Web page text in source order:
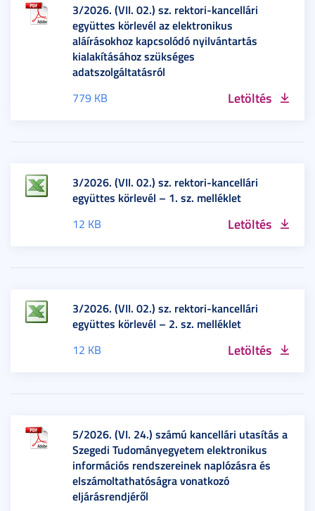
3/2026. (VII. 02.) sz. rektori-kancellári
együttes körlevél az elektronikus
aláírásokhoz kapcsolódó nyilvántartás
kialakításához szükséges
adatszolgáltatásról
779 KB Letöltés
3/2026. (VII. 02.) sz. rektori-kancellári
együttes körlevél – 1. sz. melléklet
12 KB Letöltés
3/2026. (VII. 02.) sz. rektori-kancellári
együttes körlevél – 2. sz. melléklet
12 KB Letöltés
5/2026. (VI. 24.) számú kancellári utasítás a
Szegedi Tudományegyetem elektronikus
információs rendszereinek naplózásra és
elszámoltathatóságra vonatkozó
eljárásrendjéről